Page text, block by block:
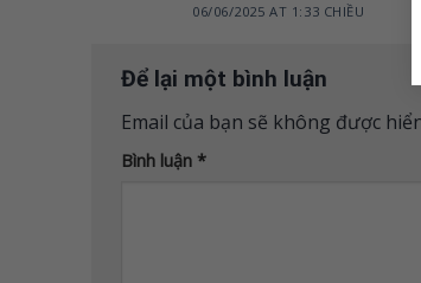
06/06/2025 AT 1:33 CHIỀU
Để lại một bình luận
Email của bạn sẽ không được
Bình luận *